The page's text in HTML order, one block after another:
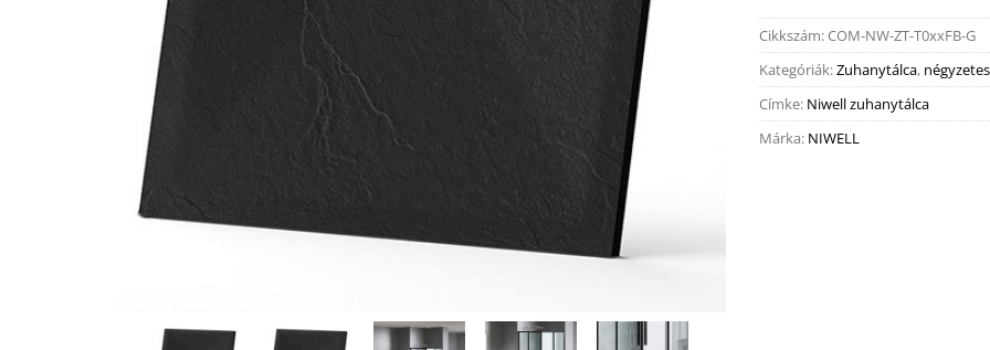
Cikkszám:COM-NW-ZT-T0xxFB-G
Kategóriák:Zuhanytálca,
Címke: Niwell zuhanytálca
Márka: NIWELL